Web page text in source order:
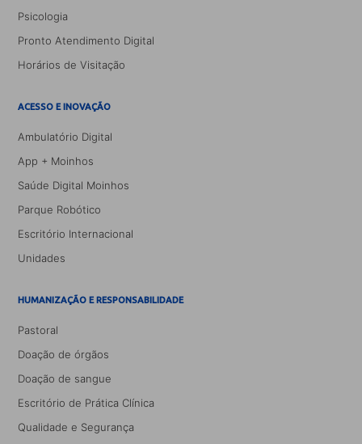
Psicologia
Pronto Atendimento Digital
Horários de Visitação
ACESSO E INOVAÇÃO
Ambulatório Digital
App + Moinhos
Saúde Digital Moinhos
Parque Robótico
Escritório Internacional
Unidades
HUMANIZAÇÃO E RESPONSABILIDADE
Pastoral
Doação de órgãos
Doação de sangue
Escritório de Prática Clínica
Qualidade e Segurança